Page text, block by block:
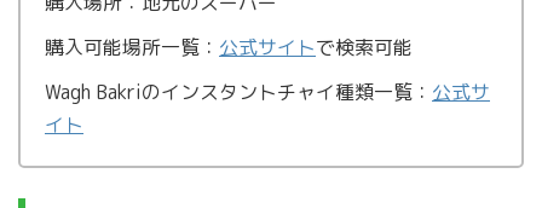
購入可能場所一覧： 公式サイトで検索可能
Wagh Bakriのインスタントチャイ種類一覧： 公式サ
イト